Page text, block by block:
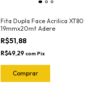
Fita Dupla Face Acrilica XT80
19mmx20mt Adere
R$51,88
R$49,29 com Pix